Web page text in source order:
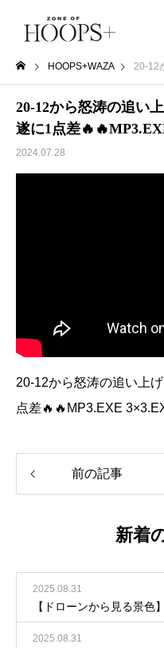
HOOPS+WAZA 20-12から怒涛
20-12から怒涛の追い
遂に1点差
2024.07.28
20-12から怒涛の追い上
点差🔥🔥MP3.EXE
前の記事
新着
2025.08.31
【ドローンから見る景色
2025.08.31